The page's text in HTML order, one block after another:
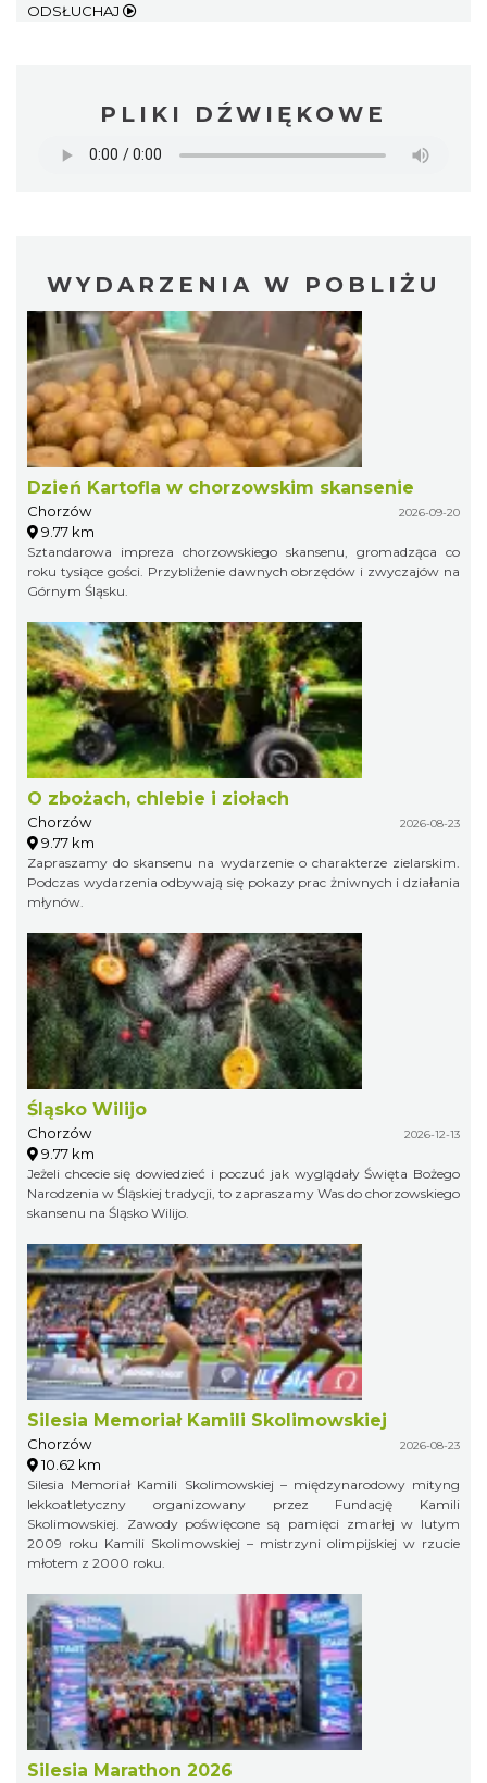
ODSŁUCHAJ
PLIKI DŹWIĘKOWE
WYDARZENIA W POBLIŻU
Dzień Kartofla w chorzowskim skansenie
Chorzów 2026-09-20
9.77 km
Sztandarowa impreza chorzowskiego skansenu, gromadząca co
roku tysiące gości. Przybliżenie dawnych obrzędów i zwyczajów na
Górnym Śląsku.
O zbożach, chlebie i ziołach
Chorzów 2026-08-23
9.77 km
Zapraszamy do skansenu na wydarzenie o charakterze zielarskim.
Podczas wydarzenia odbywają się pokazy prac żniwnych i działania
młynów.
Śląsko Wilijo
Chorzów 2026-12-13
9.77 km
Jeżeli chcecie się dowiedzieć i poczuć jak wyglądały Święta Bożego
Narodzenia w Śląskiej tradycji, to zapraszamy Was do chorzowskiego
skansenu na Śląsko Wilijo.
Silesia Memoriał Kamili Skolimowskiej
Chorzów 2026-08-23
10.62 km
Silesia Memoriał Kamili Skolimowskiej – międzynarodowy mityng
lekkoatletyczny organizowany przez Fundację Kamili
Skolimowskiej. Zawody poświęcone są pamięci zmarłej w lutym
2009 roku Kamili Skolimowskiej – mistrzyni olimpijskiej w rzucie
młotem z 2000 roku.
Silesia Marathon 2026